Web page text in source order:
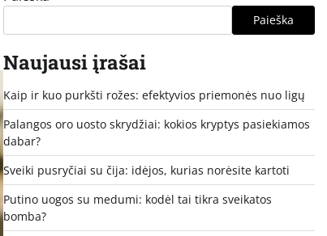
Paieška
Naujausi įrašai
Kaip ir kuo purkšti rožes: efektyvios priemonės nuo ligų
Palangos oro uosto skrydžiai: kokios kryptys pasiekiamos
dabar?
Sveiki pusryčiai su čija: idėjos, kurias norėsite kartoti
Putino uogos su medumi: kodėl tai tikra sveikatos
bomba?